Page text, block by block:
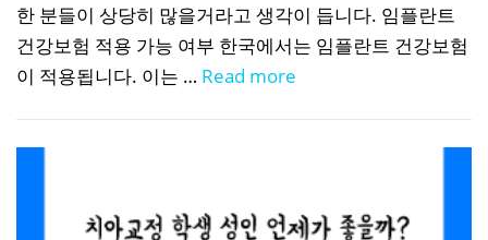
한 분들이 상당히 많을거라고 생각이 듭니다. 임플란트
건강보험 적용 가능 여부 한국에서는 임플란트 건강보험
이 적용됩니다. 이는 … Read more